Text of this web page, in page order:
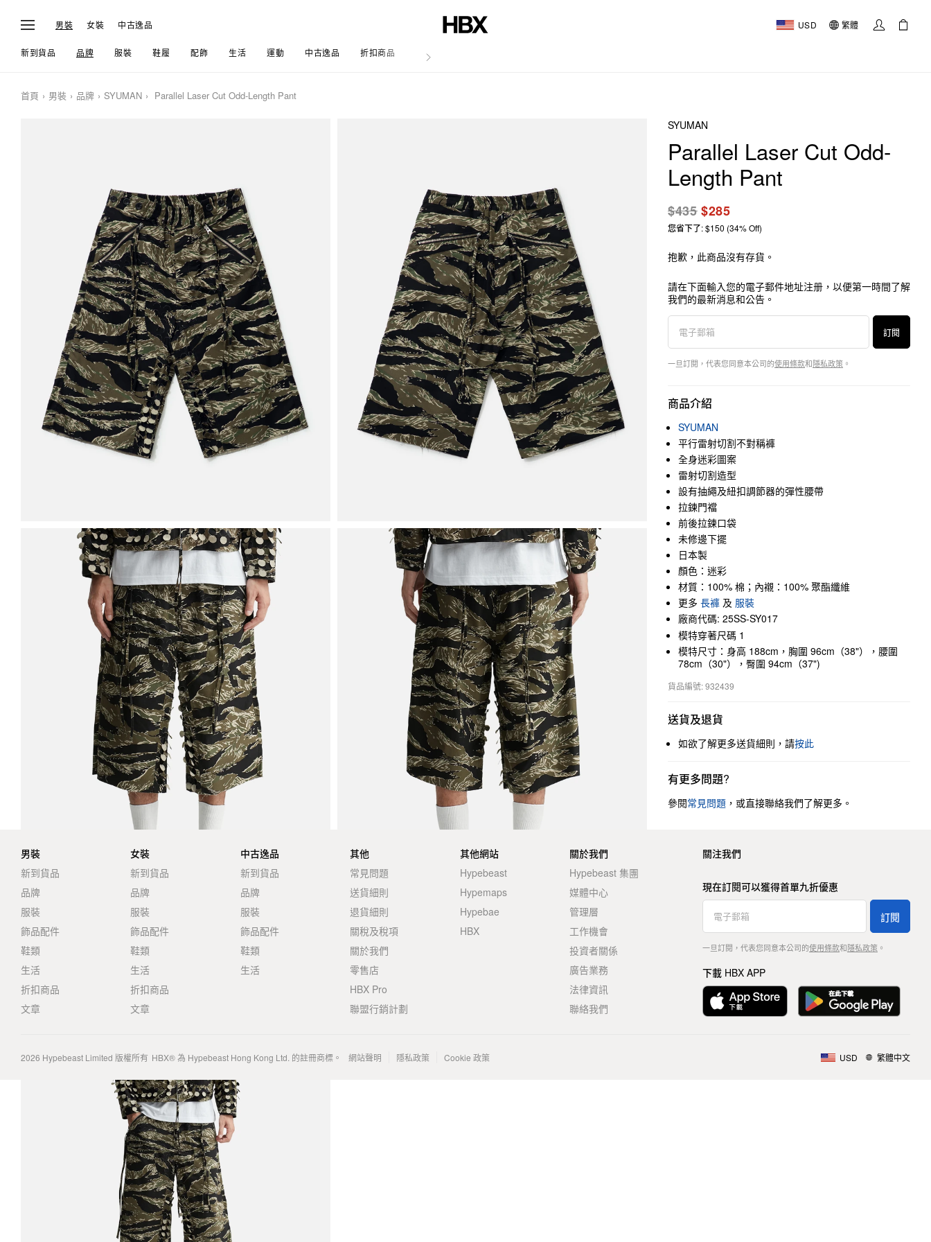
男裝 女裝 中古逸品 USD 繁體
新到貨品 品牌 服裝 鞋履 配飾 生活 運動 中古逸品 折扣商品 文章
首頁 男裝 品牌 SYUMAN Parallel Laser Cut Odd-Length Pant
SYUMAN
Parallel Laser Cut Odd-
Length Pant
$435$285
您省下了: $150 (34% Off)
抱歉，此商品沒有存貨。
請在下面輸入您的電子郵件地址注册，以便第一時間了解
我們的最新消息和公告。
訂閱
一旦訂閱，代表您同意本公司的使用條款和隱私政策 。
商品介紹
SYUMAN
平行雷射切割不對稱褲
全身迷彩圖案
雷射切割造型
設有抽繩及紐扣調節器的彈性腰帶
拉鍊門襠
前後拉鍊口袋
未修邊下擺
日本製
顏色：迷彩
材質：100% 棉；內襯：100% 聚酯纖維
更多 長褲 及 服裝
廠商代碼: 25SS-SY017
模特穿著尺碼 1
模特尺寸：身高 188cm，胸圍 96cm（38"），腰圍
78cm（30"），臀圍 94cm（37")
貨品編號: 932439
送貨及退貨
如欲了解更多送貨細則，請按此
有更多問題?
參閱常見問題 ，或直接聯絡我們了解更多。
男裝
新到貨品
品牌
服裝
飾品配件
鞋類
生活
折扣商品
文章
女裝
新到貨品
品牌
服裝
飾品配件
鞋類
生活
折扣商品
文章
中古逸品
新到貨品
品牌
服裝
飾品配件
鞋類
生活
其他
常見問題
送貨細則
退貨細則
關稅及稅項
關於我們
零售店
HBX Pro
聯盟行銷計劃
其他網站
Hypebeast
Hypemaps
Hypebae
HBX
關於我們
Hypebeast 集團
媒體中心
管理層
工作機會
投資者關係
廣告業務
法律資訊
聯絡我們
關注我們
現在訂閱可以獲得首單九折優惠
訂閱
一旦訂閱，代表您同意本公司的使用條款和隱私政策。
下載 HBX APP
2026 Hypebeast Limited 版權所有 HBX® 為 Hypebeast Hong Kong Ltd. 的註冊商標。 網站聲明 隱私政策 Cookie 政策 USD 繁體中文